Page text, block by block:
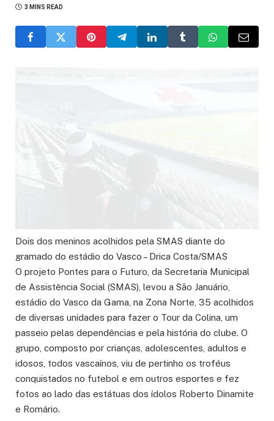
3 MINS READ
Dois dos meninos acolhidos pela SMAS diante do
gramado do estádio do Vasco – Drica Costa/SMAS
O projeto Pontes para o Futuro, da Secretaria Municipal
de Assistência Social (SMAS), levou a São Januário,
estádio do Vasco da Gama, na Zona Norte, 35 acolhidos
de diversas unidades para fazer o Tour da Colina, um
passeio pelas dependências e pela história do clube. O
grupo, composto por crianças, adolescentes, adultos e
idosos, todos vascaínos, viu de pertinho os troféus
conquistados no futebol e em outros esportes e fez
fotos ao lado das estátuas dos ídolos Roberto Dinamite
e Romário.